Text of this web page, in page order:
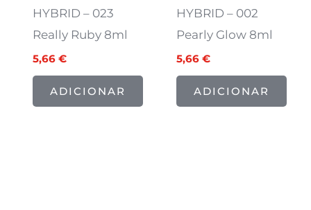
HYBRID – 023
Really Ruby 8ml
5,66 €
ADICIONAR
HYBRID – 002
Pearly Glow 8ml
5,66€
ADICIONAR